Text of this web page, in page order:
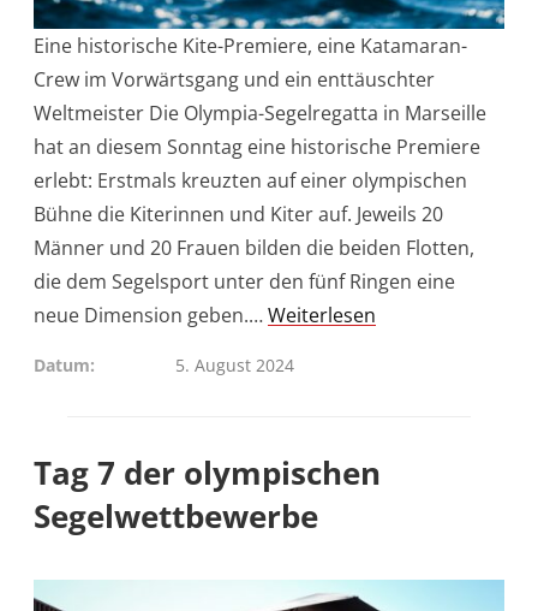
Eine historische Kite-Premiere, eine Katamaran-
Crew im Vorwärtsgang und ein enttäuschter
Weltmeister Die Olympia-Segelregatta in Marseille
hat an diesem Sonntag eine historische Premiere
erlebt: Erstmals kreuzten auf einer olympischen
Bühne die Kiterinnen und Kiter auf. Jeweils 20
Männer und 20 Frauen bilden die beiden Flotten,
die dem Segelsport unter den fünf Ringen eine
neue Dimension geben.…Weiterlesen
Datum 5. August 2024
Tag 7 der olympischen
Segelwettbewerbe